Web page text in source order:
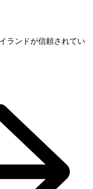
ランドが信頼されてい